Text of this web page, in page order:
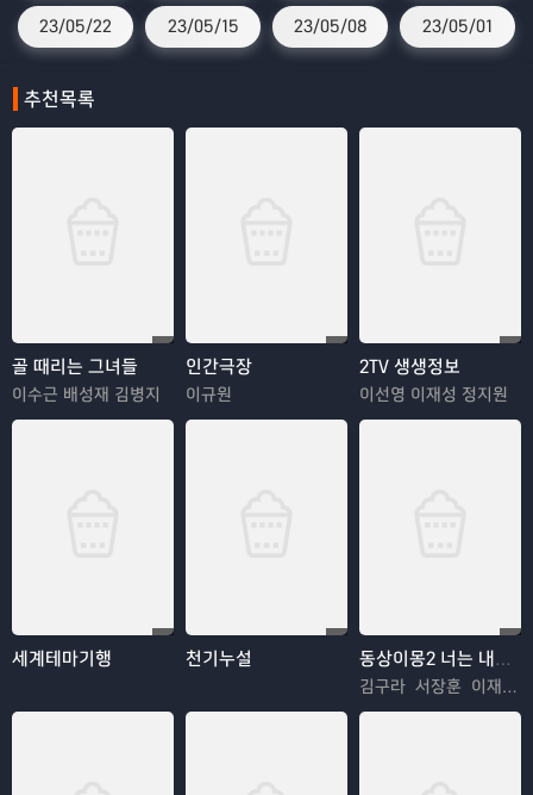
23/05/22 23/05/15 23/05/08 23/05/01
추천목록
골 때리는 그녀들
이수근 배성재 김병지
인간극장
이규원
2TV 생생정보
이선영 이재성 정지원
세계테마기행 천기누설 동상이몽2 너는 내운명
김구라 서장훈 이재명 추자현 김수용 김혜경 우효광 김진아